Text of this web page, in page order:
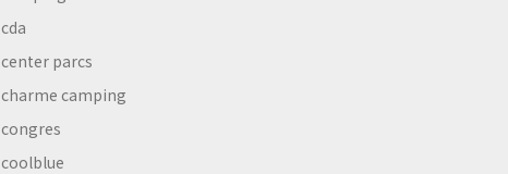
cda
center parcs
charme camping
congres
coolblue